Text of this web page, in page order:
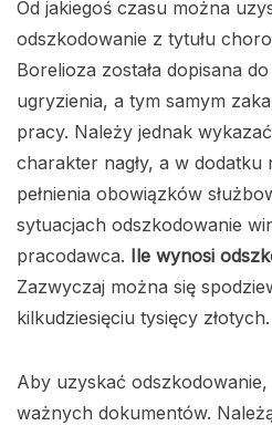
Od jakiegoś czasu można
odszkodowanie z tytułu
Borelioza została dopisana
ugryzienia, a tym samym
pracy. Należy jednak
charakter nagły, a w dodatku
pełnienia obowiązków
sytuacjach odszkodowanie
pracodawca. Ile wynosi
Zazwyczaj można się
kilkudziesięciu tysięcy złotych.
Aby uzyskać
ważnych dokumentów.